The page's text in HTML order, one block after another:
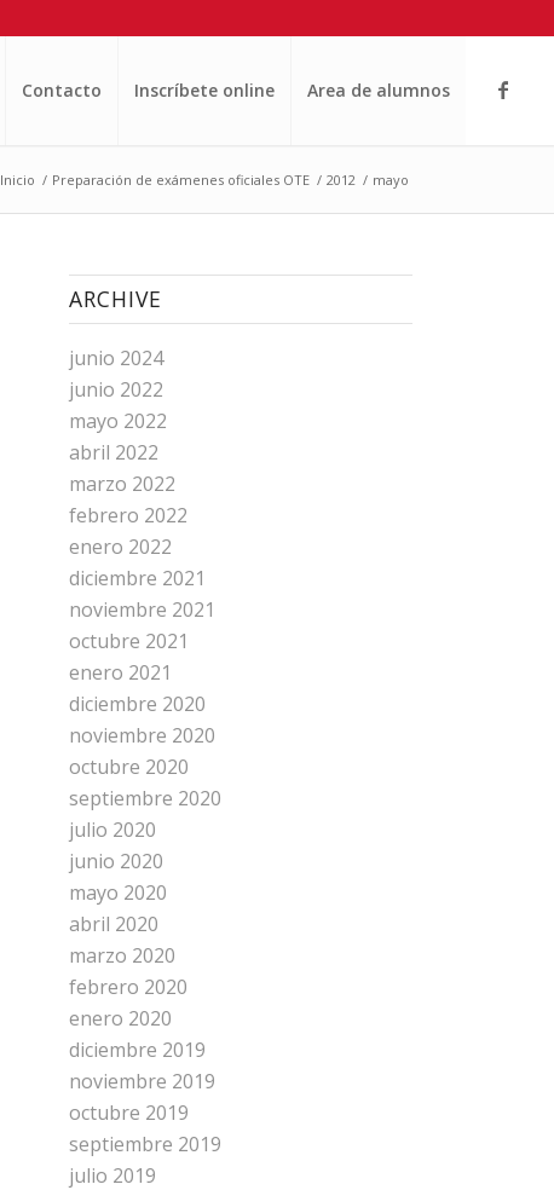
Contacto Inscríbete online Area de alumnos
Inicio / Preparación de exámenes oficiales OTE / 2012 / mayo
ARCHIVE
junio 2024
junio 2022
mayo 2022
abril 2022
marzo 2022
febrero 2022
enero 2022
diciembre 2021
noviembre 2021
octubre 2021
enero 2021
diciembre 2020
noviembre 2020
octubre 2020
septiembre 2020
julio 2020
junio 2020
mayo 2020
abril 2020
marzo 2020
febrero 2020
enero 2020
diciembre 2019
noviembre 2019
octubre 2019
septiembre 2019
julio 2019